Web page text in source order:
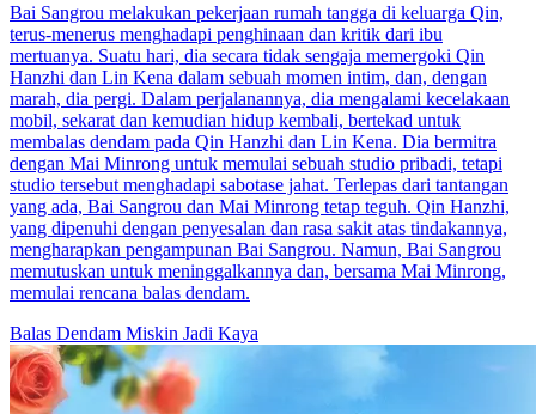
Bai Sangrou melakukan pekerjaan rumah tangga di keluarga Qin,
terus-menerus menghadapi penghinaan dan kritik dari ibu
mertuanya. Suatu hari, dia secara tidak sengaja memergoki Qin
Hanzhi dan Lin Kena dalam sebuah momen intim, dan, dengan
marah, dia pergi. Dalam perjalanannya, dia mengalami kecelakaan
mobil, sekarat dan kemudian hidup kembali, bertekad untuk
membalas dendam pada Qin Hanzhi dan Lin Kena. Dia bermitra
dengan Mai Minrong untuk memulai sebuah studio pribadi, tetapi
studio tersebut menghadapi sabotase jahat. Terlepas dari tantangan
yang ada, Bai Sangrou dan Mai Minrong tetap teguh. Qin Hanzhi,
yang dipenuhi dengan penyesalan dan rasa sakit atas tindakannya,
mengharapkan pengampunan Bai Sangrou. Namun, Bai Sangrou
memutuskan untuk meninggalkannya dan, bersama Mai Minrong,
memulai rencana balas dendam.
Balas Dendam Miskin Jadi Kaya